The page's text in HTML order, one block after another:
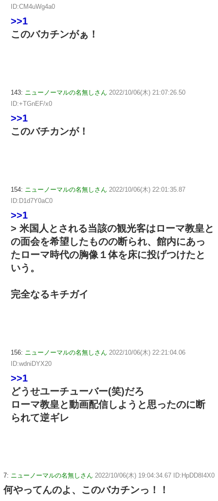
ID:CM4uWg4a0
>>1
このバカチンがぁ！
143: ニューノーマルの名無しさん 2022/10/06(木) 21:07:26.50
ID:+TGnEF/x0
>>1
このバチカンが！
154: ニューノーマルの名無しさん 2022/10/06(木) 22:01:35.87
ID:D1d7Y0aC0
>>1
> 米国人とされる当該の観光客はローマ教皇と
の面会を希望したものの断られ、館内にあっ
たローマ時代の胸像１体を床に投げつけたと
いう。
完全なるキチガイ
156: ニューノーマルの名無しさん 2022/10/06(木) 22:21:04.06
ID:wdniDYX20
>>1
どうせユーチューバー(笑)だろ
ローマ教皇と動画配信しようと思ったのに断
られて逆ギレ
7: ニューノーマルの名無しさん 2022/10/06(木) 19:04:34.67 ID:HpDD8I4X0
何やってんのよ、このバカチンっ！！